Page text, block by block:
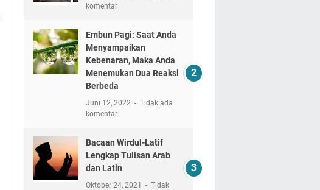
komentar
Embun Pagi: Saat Anda
Menyampaikan
Kebenaran, Maka Anda
Menemukan Dua Reaksi
Berbeda
Juni 12, 2022
Tidak ada
komentar
Bacaan Wirdul-Latif
Lengkap Tulisan Arab
dan Latin
Oktober 24, 2021
Tidak